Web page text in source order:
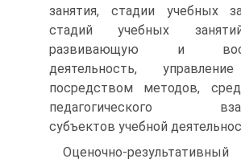
занятия, стадии учебных
стадий учебных
развивающую и
деятельность,
посредством методов,
педагогического
субъектов учебной
Оценочно-